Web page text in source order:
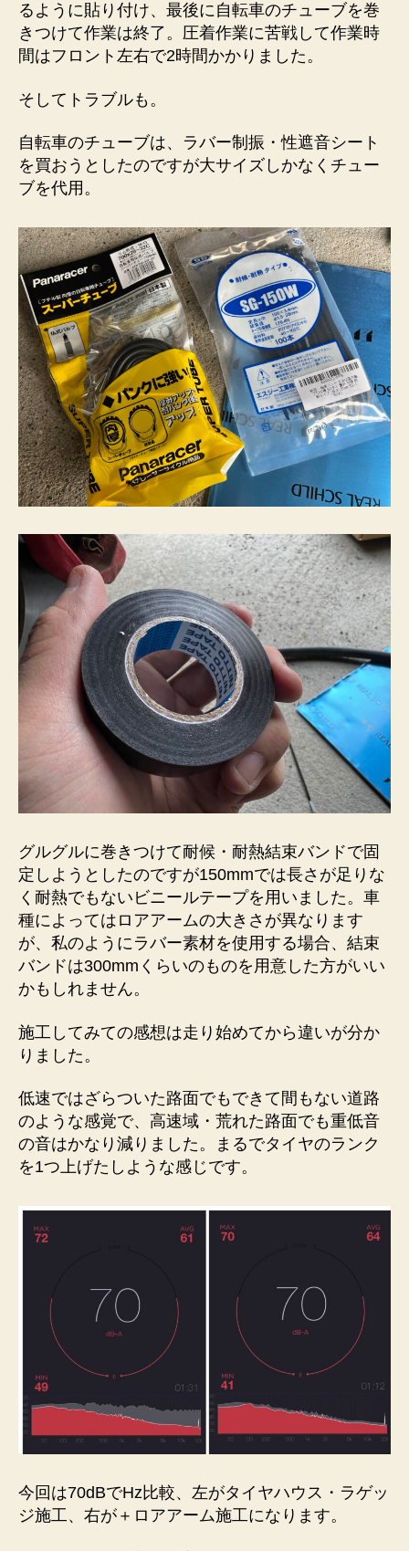
るように貼り付け、最後に自転車のチューブを巻
きつけて作業は終了。圧着作業に苦戦して作業時
間はフロント左右で2時間かかりました。
そしてトラブルも。
自転車のチューブは、ラバー制振・性遮音シート
を買おうとしたのですが大サイズしかなくチュー
ブを代用。
グルグルに巻きつけて耐候・耐熱結束バンドで固
定しようとしたのですが150mmでは長さが足りな
く耐熱でもないビニールテープを用いました。車
種によってはロアアームの大きさが異なります
が、私のようにラバー素材を使用する場合、結束
バンドは300mmくらいのものを用意した方がいい
かもしれません。
施工してみての感想は走り始めてから違いが分か
りました。
低速ではざらついた路面でもできて間もない道路
のような感覚で、高速域・荒れた路面でも重低音
の音はかなり減りました。まるでタイヤのランク
を1つ上げたしような感じです。
今回は70dBでHz比較、左がタイヤハウス・ラゲッ
ジ施工、右が＋ロアアーム施工になります。